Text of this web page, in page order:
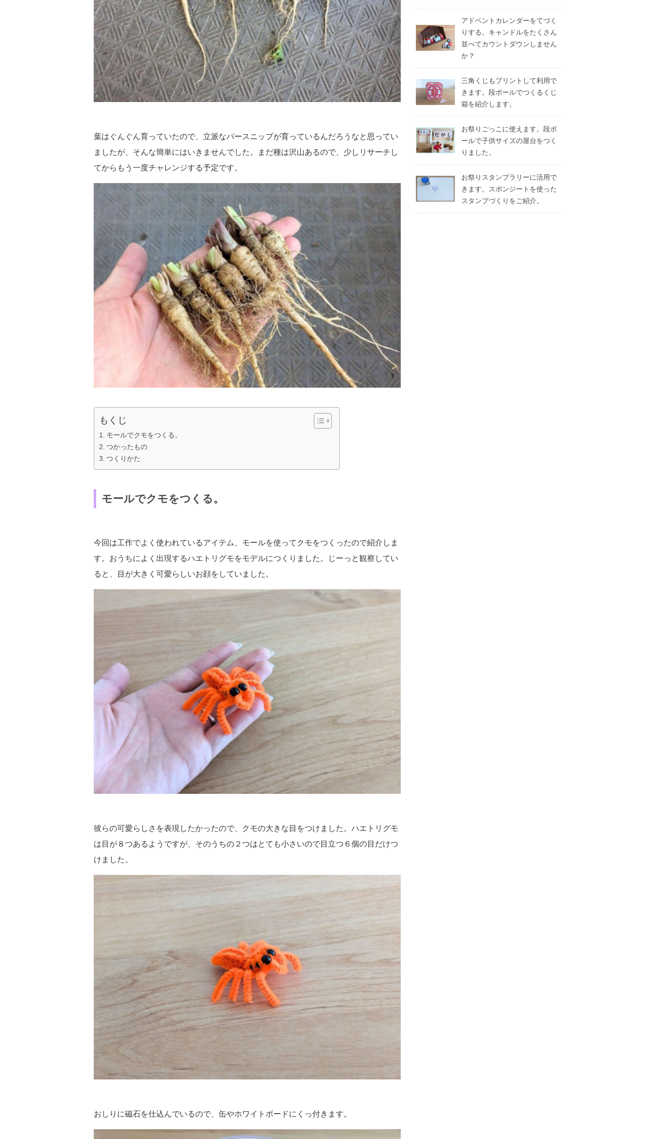
葉はぐんぐん育っていたので、立派なパースニップが育っているんだろうなと思ってい
ましたが、そんな簡単にはいきませんでした。まだ種は沢山あるので、少しリサーチし
てからもう一度チャレンジする予定です。
もくじ
モールでクモをつくる。
つかったもの
つくりかた
モールでクモをつくる。
今回は工作でよく使われているアイテム、モールを使ってクモをつくったので紹介しま
す。おうちによく出現するハエトリグモをモデルにつくりました。じーっと観察してい
ると、目が大きく可愛らしいお顔をしていました。
彼らの可愛らしさを表現したかったので、クモの大きな目をつけました。ハエトリグモ
は目が８つあるようですが、そのうちの２つはとても小さいので目立つ６個の目だけつ
けました。
おしりに磁石を仕込んでいるので、缶やホワイトボードにくっ付きます。
アドベントカレンダーをてづく
りする。キャンドルをたくさん
並べてカウントダウンしません
か？
三角くじもプリントして利用で
きます。段ボールでつくるくじ
箱を紹介します。
お祭りごっこに使えます。段ボ
ールで子供サイズの屋台をつく
りました。
お祭りスタンプラリーに活用で
きます。スポンジートを使った
スタンプづくりをご紹介。